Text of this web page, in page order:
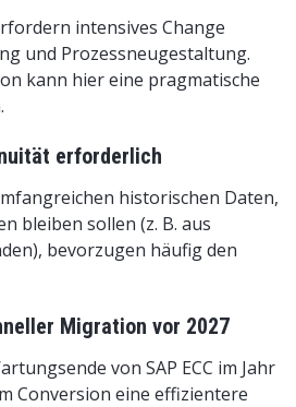
intensives Change
und Prozessneugestaltung.
kann hier eine pragmatische
erforderlich
historischen Daten,
bleiben sollen (z. B. aus
bevorzugen häufig den
Migration vor 2027
von SAP ECC im Jahr
Conversion eine effizientere